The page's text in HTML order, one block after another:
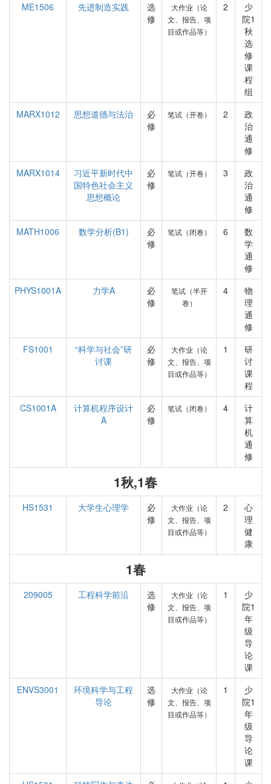
ME1506
先进制造实践
选
修
大作业（论
文、报告、项
目或作品等）
2
少
院1
秋
选
修
课
程
组
MARX1012
思想道德与法治
必
修
笔试（开卷） 2
政
治
通
修
MARX1014
习近平新时代中
国特色社会主义
思想概论
必
修
笔试（开卷） 3
政
治
通
修
MATH1006
数学分析(B1)
必
修
笔试（闭卷） 6
数
学
通
修
PHYS1001A
力学A
必
修
笔试（半开
卷）
4
物
理
通
修
FS1001
“科学与社会”研
讨课
必
修
大作业（论
文、报告、项
目或作品等）
1
研
讨
课
程
CS1001A
计算机程序设计
A
必
修
笔试（闭卷） 4
计
算
机
通
修
1秋,1春
HS1531 大学生心理学
必
修
大作业（论
文、报告、项
目或作品等）
2
心
理
健
康
1春
209005 工程科学前沿
选
修
大作业（论
文、报告、项
目或作品等）
1
少
院1
年
级
导
论
课
ENVS3001
环境科学与工程
导论
选
修
大作业（论
文、报告、项
目或作品等）
1
少
院1
年
级
导
论
课